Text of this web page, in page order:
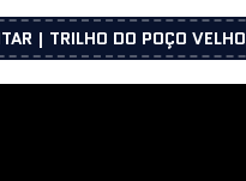
| TRILHO DO POÇO VELHO